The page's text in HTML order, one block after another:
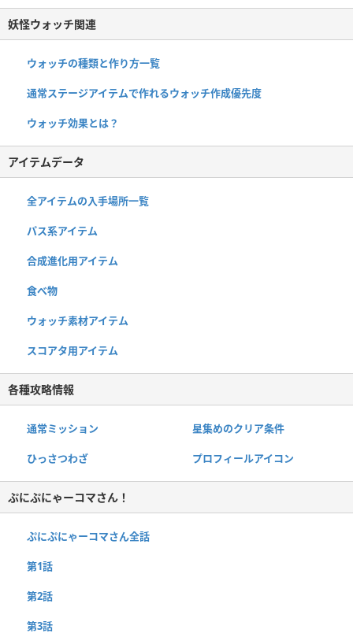
妖怪ウォッチ関連
ウォッチの種類と作り方一覧
通常ステージアイテムで作れるウォッチ作成優先度
ウォッチ効果とは？
アイテムデータ
全アイテムの入手場所一覧
パス系アイテム
合成進化用アイテム
食べ物
ウォッチ素材アイテム
スコアタ用アイテム
各種攻略情報
通常ミッション 星集めのクリア条件
ひっさつわざ プロフィールアイコン
ぷにぷにゃーコマさん！
ぷにぷにゃーコマさん全話
第1話
第2話
第3話